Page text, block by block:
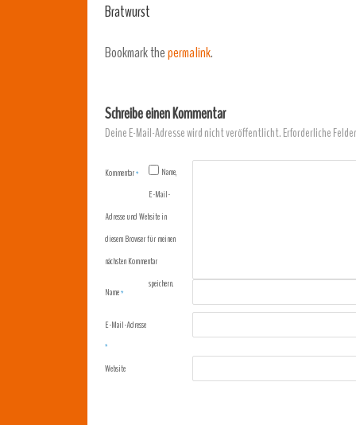
Bratwurst
Bookmark thepermalink.
Schreibe einen Kommentar
Deine E-Mail-Adresse wird nicht veröffentlicht.Erforderliche
Kommentar*
Name*
E-Mail-Adresse
*
Website
Name,
E-Mail-
Adresse und Website in
diesem Browser für meinen
nächsten Kommentar
speichern.